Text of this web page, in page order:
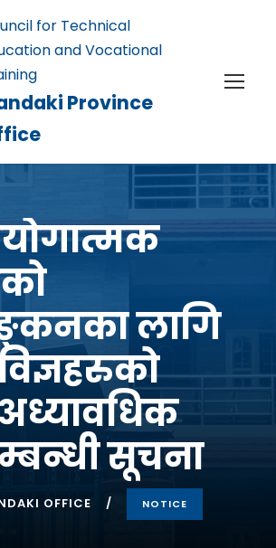
for Technical
and Vocational
Province
लागि
अध्यावधिक
सूचना
OFFICE NOTICE